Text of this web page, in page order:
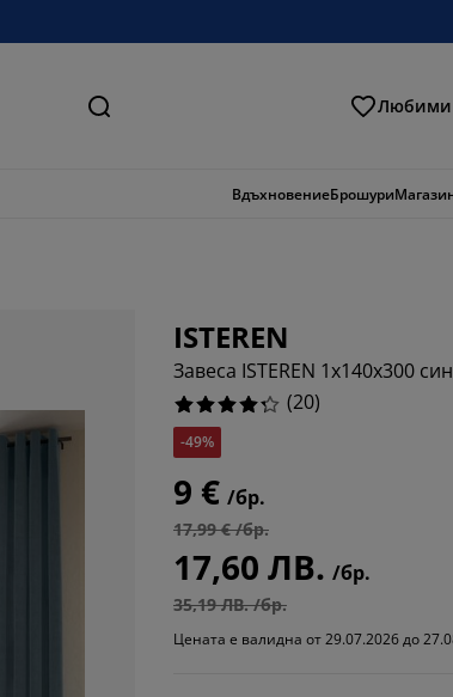
Търсене Любими
ВдъхновениеБрошури
ISTEREN
Завеса ISTEREN 1x140x300
(20)
-49%
9 € /бр.
17,99 € /бр.
17,60 ЛВ. /бр.
35,19 ЛВ. /бр.
Цената е валидна от 29.07.2026 до